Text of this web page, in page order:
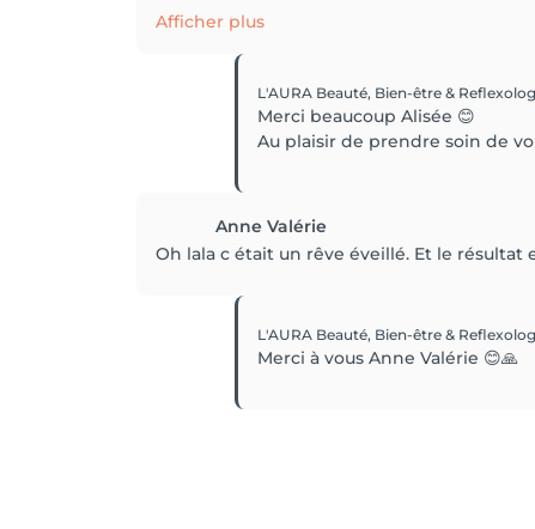
Afficher plus
L'AURA Beauté, Bien-être &
Merci beaucoup Alisée 😊
Au plaisir de prendre soin de
Anne Valérie
Oh lala c était un rêve éveillé. Et le résultat
L'AURA Beauté, Bien-être &
Merci à vous Anne Valérie 😊🙏